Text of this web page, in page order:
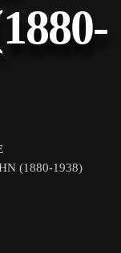
(1880-1938)